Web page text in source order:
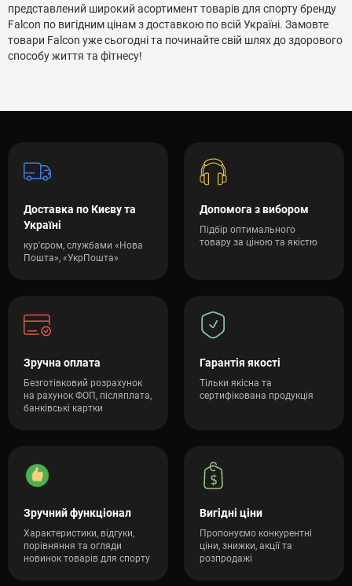
представлений широкий асортимент товарів для спорту бренду
Falcon по вигiдним цiнам з доставкою по всiй Українi. Замовте
товари Falcon уже сьогодні та починайте свiй шлях до здорового
способу життя та фiтнесу!
Доставка по Києву та
Україні
кур'єром, службами «Нова
Пошта», «УкрПошта»
Допомога з вибором
Підбір оптимального
товару за ціною та якістю
Зручна оплата
Безготівковий розрахунок
на рахунок ФОП, післяплата,
банківські картки
Гарантія якості
Тільки якісна та
сертифікована продукція
Зручний функціонал
Характеристики, відгуки,
порівняння та огляди
новинок товарів для спорту
Вигідні ціни
Пропонуємо конкурентні
ціни, знижки, акції та
розпродажі